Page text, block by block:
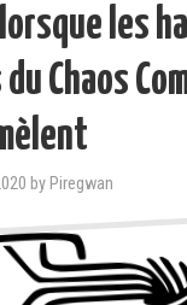
les
Chaos
by Piregwan